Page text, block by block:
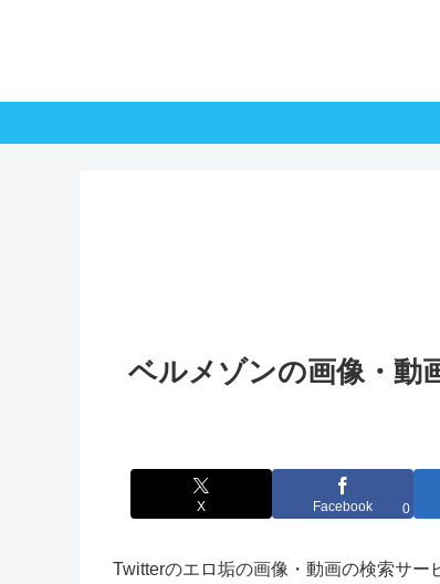
ベルメゾンの画像・動
X Facebook 0
Twitterのエロ垢の画像・動画の検索サ